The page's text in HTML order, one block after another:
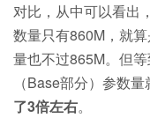
对比，从中可以看出
数量只有860M，就
量也不过865M。但
（Base部分）参数
了3倍左右。